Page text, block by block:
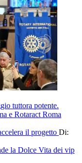
tuttora potente.
e Rotaract Roma
il progetto Di:
la Dolce Vita dei vip